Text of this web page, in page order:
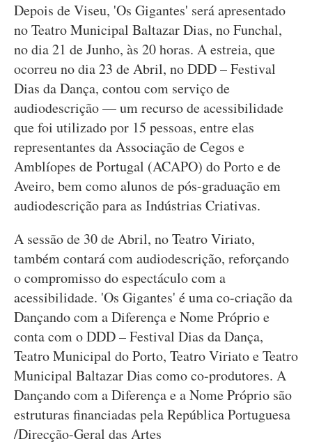
Depois de Viseu, 'Os Gigantes' será apresentado
no Teatro Municipal Baltazar Dias, no Funchal,
no dia 21 de Junho, às 20 horas. A estreia, que
ocorreu no dia 23 de Abril, no DDD – Festival
Dias da Dança, contou com serviço de
audiodescrição — um recurso de acessibilidade
que foi utilizado por 15 pessoas, entre elas
representantes da Associação de Cegos e
Amblíopes de Portugal (ACAPO) do Porto e de
Aveiro, bem como alunos de pós-graduação em
audiodescrição para as Indústrias Criativas.
A sessão de 30 de Abril, no Teatro Viriato,
também contará com audiodescrição, reforçando
o compromisso do espectáculo com a
acessibilidade. 'Os Gigantes' é uma co-criação da
Dançando com a Diferença e Nome Próprio e
conta com o DDD – Festival Dias da Dança,
Teatro Municipal do Porto, Teatro Viriato e Teatro
Municipal Baltazar Dias como co-produtores. A
Dançando com a Diferença e a Nome Próprio são
estruturas financiadas pela República Portuguesa
/Direcção-Geral das Artes